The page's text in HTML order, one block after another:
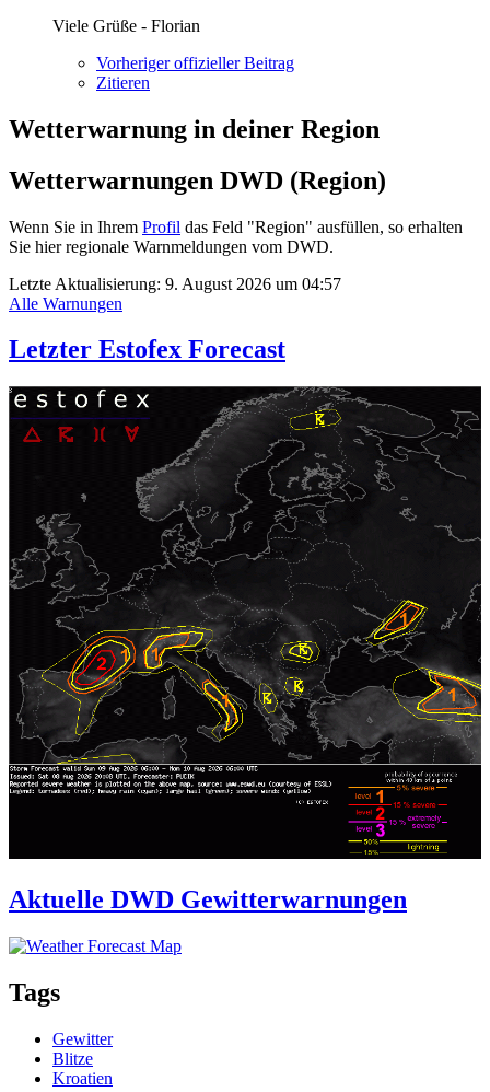
Viele Grüße - Florian
Vorheriger offizieller Beitrag
Zitieren
Wetterwarnung in deiner Region
Wetterwarnungen DWD (Region)
Wenn Sie in Ihrem Profil das Feld "Region" ausfüllen, so erhalten
Sie hier regionale Warnmeldungen vom DWD.
Letzte Aktualisierung: 9. August 2026 um 04:57
Alle Warnungen
Letzter Estofex Forecast
Aktuelle DWD Gewitterwarnungen
Tags
Gewitter
Blitze
Kroatien